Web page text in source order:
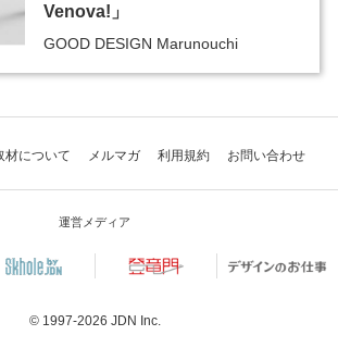
Venova!」
GOOD DESIGN Marunouchi
材について メルマガ 利用規約 お問い合わせ
運営メディア
© 1997-2026 JDN Inc.